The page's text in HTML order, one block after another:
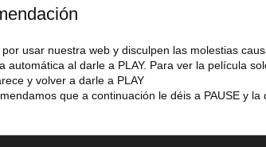
usar nuestra web y disculpen las molestias
automática al darle a PLAY. Para ver la película
y volver a darle a PLAY
que a continuación le déis a PAUSE y